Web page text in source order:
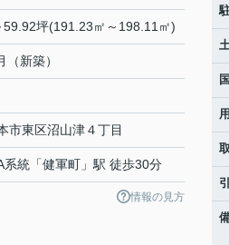
59.92坪(191.23㎡～198.11㎡)
（新築）
市東区沼山津４丁目
系統 「健軍町 」駅 徒歩30分
情報の見方